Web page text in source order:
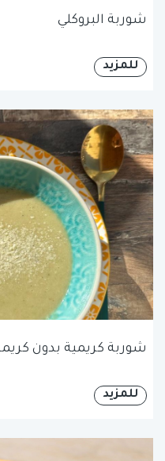
شوربة البروكلي
للمزيد
شوربة كريمية بدون
للمزيد